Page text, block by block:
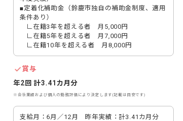
■定着化補助金（鈴鹿市独自の補助金制度、適用
条件あり）
∟在籍3年を超える者　月5,000円
∟在籍5年を超える者　月7,000円
∟在籍10年を超える者　月8,000円
賞与
年2回 計3.41カ月分
※会社業績および個人の勤務評価により決定します(記載は目安です)
支給月：6月／12月　昨年実績：計3.41カ月分